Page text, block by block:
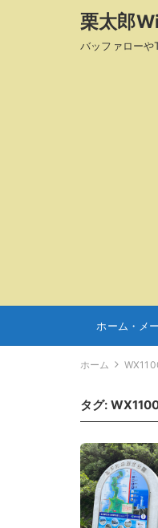
栗太郎
バッファローや
ホーム・メ
ホーム
タグ: